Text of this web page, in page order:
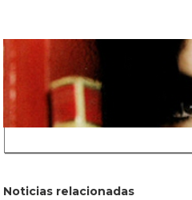
Noticias relacionadas